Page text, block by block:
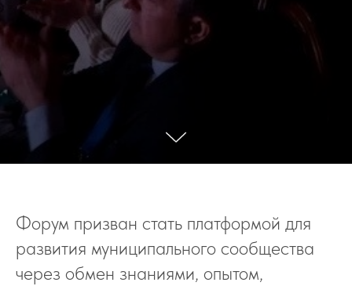
Форум призван стать платформой для
развития муниципального сообщества
через обмен знаниями, опытом,